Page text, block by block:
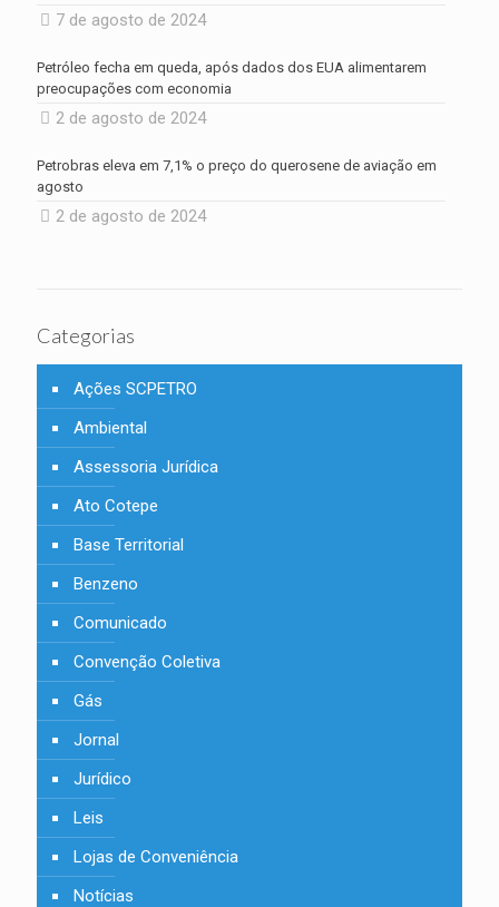
7 de agosto de 2024
Petróleo fecha em queda, após dados dos EUA alimentarem
preocupações com economia
2 de agosto de 2024
Petrobras eleva em 7,1% o preço do querosene de aviação em
agosto
2 de agosto de 2024
Categorias
Ações SCPETRO
Ambiental
Assessoria Jurídica
Ato Cotepe
Base Territorial
Benzeno
Comunicado
Convenção Coletiva
Gás
Jornal
Jurídico
Leis
Lojas de Conveniência
Notícias